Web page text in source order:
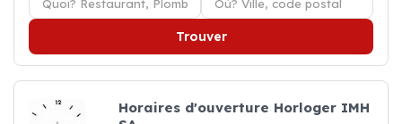
Trouver
Horaires d'ouverture Horloger IMH